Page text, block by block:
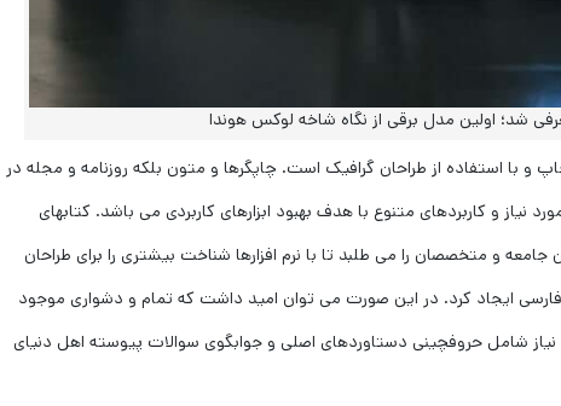
با استفاده از طراحان گرافیک است. چاپگرها و متون بلکه روزنامه و مجله در
نیاز و کاربردهای متنوع با هدف بهبود ابزارهای کاربردی می باشد. کتابهای
و متخصصان را می طلبد تا با نرم افزارها شناخت بیشتری را برای طراحان
ایجاد کرد. در این صورت می توان امید داشت که تمام و دشواری موجود
نیاز شامل حروفچینی دستاوردهای اصلی و جوابگوی سوالات پیوسته اهل دنیای